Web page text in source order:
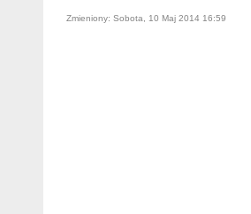
Zmieniony: Sobota, 10 Maj 2014 16:59